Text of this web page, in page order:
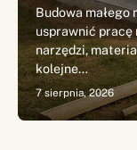
Budowa małego
usprawnić pracę
narzędzi,
kolejne…
7 sierpnia, 2026